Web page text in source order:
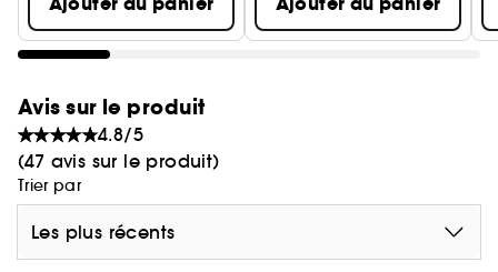
**Test d'usage – 21 volontaires. % de satisfaction.
Avis sur le produit
4.8/5
(47 avis sur le produit)
Trier par
Les plus récents